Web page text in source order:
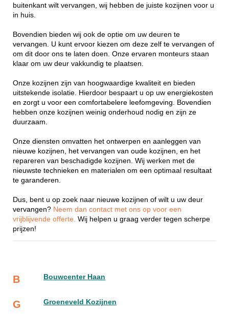
buitenkant wilt vervangen, wij hebben de juiste kozijnen voor u
in huis.
Bovendien bieden wij ook de optie om uw deuren te
vervangen. U kunt ervoor kiezen om deze zelf te vervangen of
om dit door ons te laten doen. Onze ervaren monteurs staan
klaar om uw deur vakkundig te plaatsen.
Onze kozijnen zijn van hoogwaardige kwaliteit en bieden
uitstekende isolatie. Hierdoor bespaart u op uw energiekosten
en zorgt u voor een comfortabelere leefomgeving. Bovendien
hebben onze kozijnen weinig onderhoud nodig en zijn ze
duurzaam.
Onze diensten omvatten het ontwerpen en aanleggen van
nieuwe kozijnen, het vervangen van oude kozijnen, en het
repareren van beschadigde kozijnen. Wij werken met de
nieuwste technieken en materialen om een optimaal resultaat
te garanderen.
Dus, bent u op zoek naar nieuwe kozijnen of wilt u uw deur
vervangen? Neem dan contact met ons op voor een
vrijblijvende offerte. Wij helpen u graag verder tegen scherpe
prijzen!
B Bouwcenter Haan
G Groeneveld Kozijnen